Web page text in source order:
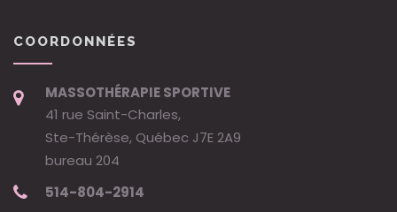
COORDONNÉES
MASSOTHÉRAPIE SPORTIVE
41 rue Saint-Charles,
Ste-Thérèse, Québec J7E 2A9
bureau 204
514-804-2914